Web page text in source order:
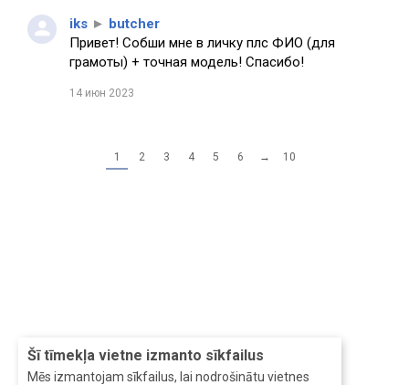
Šī tīmekļa vietne izmanto sīkfailus
Mēs izmantojam sīkfailus, lai nodrošinātu vietnes
iks ► butcher
Привет! Собши мне в личку плс ФИО (для
грамоты) + точная модель! Спасибо!
14 июн 2023
1 2 3 4 5 6 → 10